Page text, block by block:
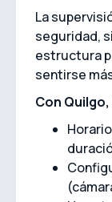
La
seguridad,
estructura
sentirse
Con